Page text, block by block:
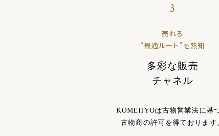
3
売れる
“最適ルート”を熟知
多彩な販売
チャネル
KOMEHYOは古物営業法に基
古物商の許可を得ております